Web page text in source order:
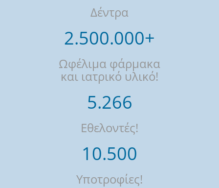
Δέντρα
2.500.000+
Ωφέλιμα φάρμακα
και ιατρικό υλικό!
5.266
Εθελοντές!
10.500
Υποτροφίες!